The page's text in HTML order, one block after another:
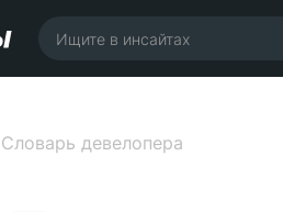
Словарь девелопера